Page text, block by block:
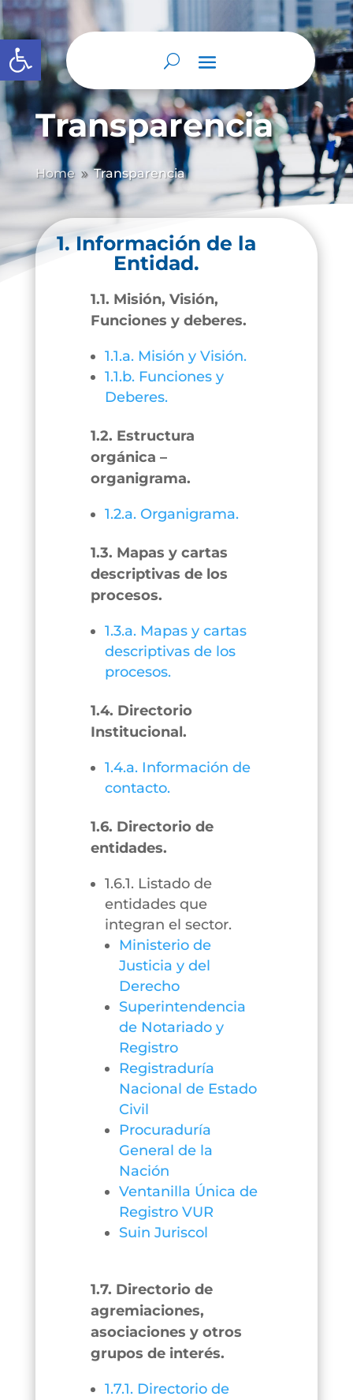
Abrir barra de herramientas
Transparencia
Home 9 Transparencia
1. Información de la
Entidad.
1.1. Misión, Visión,
Funciones y deberes.
1.1.a. Misión y Visión.
1.1.b. Funciones y
Deberes.
1.2. Estructura
orgánica –
organigrama.
1.2.a. Organigrama.
1.3. Mapas y cartas
descriptivas de los
procesos.
1.3.a. Mapas y cartas
descriptivas de los
procesos.
1.4. Directorio
Institucional.
1.4.a. Información de
contacto.
1.6. Directorio de
entidades.
1.6.1. Listado de
entidades que
integran el sector.
Ministerio de
Justicia y del
Derecho
Superintendencia
de Notariado y
Registro
Registraduría
Nacional de Estado
Civil
Procuraduría
General de la
Nación
Ventanilla Única de
Registro VUR
Suin Juriscol
1.7. Directorio de
agremiaciones,
asociaciones y otros
grupos de interés.
1.7.1. Directorio de